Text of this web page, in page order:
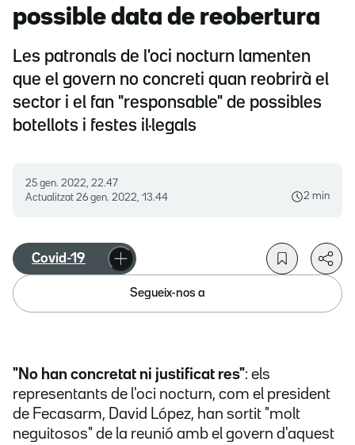
possible data de reobertura
Les patronals de l'oci nocturn lamenten
que el govern no concreti quan reobrirà el
sector i el fan "responsable" de possibles
botellots i festes il·legals
25 gen. 2022, 22.47
Actualitzat 26 gen. 2022, 13.44 2 min
Covid-19
Segueix-nos a
"No han concretat ni justificat res": els
representants de l'oci nocturn, com el president
de Fecasarm, David López, han sortit "molt
neguitosos" de la reunió amb el govern d'aquest